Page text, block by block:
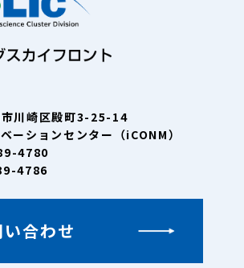
市川崎区殿町3-25-14
ーションセンター（iCONM）
4780
4786
合わせ